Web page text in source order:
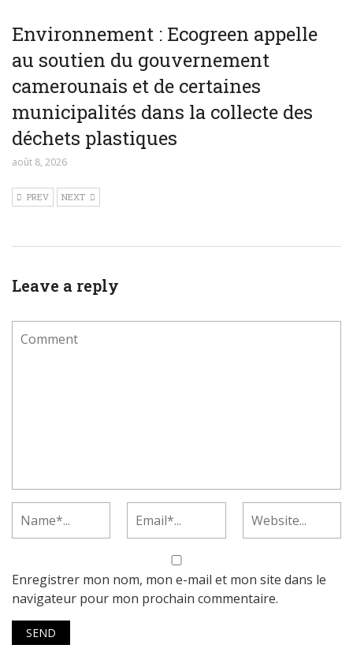
Environnement : Ecogreen appelle
au soutien du gouvernement
camerounais et de certaines
municipalités dans la collecte des
déchets plastiques
août 8, 2026
PREV NEXT
Leave a reply
Enregistrer mon nom, mon e-mail et mon site dans le
navigateur pour mon prochain commentaire.